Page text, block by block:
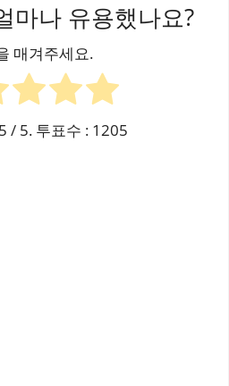
마나 유용했나요?
매겨주세요.
5 / 5. 투표수 : 1205